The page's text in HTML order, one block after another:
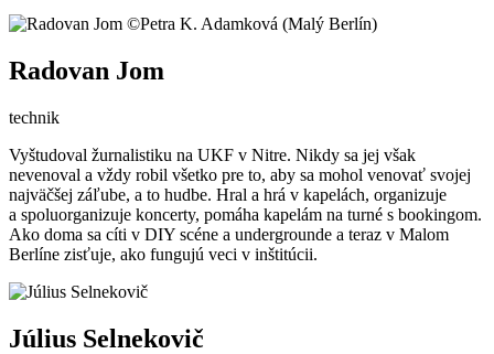
Radovan Jom
technik
Vyštudoval žurnalistiku na UKF v Nitre. Nikdy sa jej však
nevenoval a vždy robil všetko pre to, aby sa mohol venovať svojej
najväčšej záľube, a to hudbe. Hral a hrá v kapelách, organizuje
a spoluorganizuje koncerty, pomáha kapelám na turné s bookingom.
Ako doma sa cíti v DIY scéne a undergrounde a teraz v Malom
Berlíne zisťuje, ako fungujú veci v inštitúcii.
Július Selnekovič